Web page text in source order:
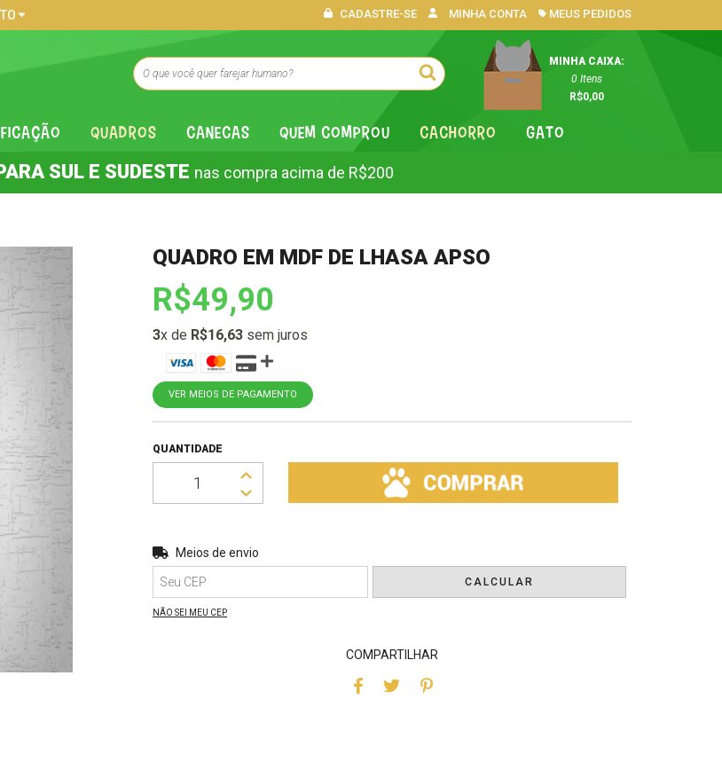
CADASTRE-SE MINHA CONTA MEUS PEDIDOS
MINHA CAIXA:
0 Itens
R$0,00
QUADROS CANECAS QUEM COMPROU CACHORRO GATO
SUL E SUDESTE nas compra acima de R$200
QUADRO EM MDF DE LHASA APSO
R$49,90
3x de R$16,63 sem juros
VER MEIOS DE PAGAMENTO
QUANTIDADE
Entregas para o CEP:
Meios de envio
CALCULAR
NÃO SEI MEU CEP
COMPARTILHAR